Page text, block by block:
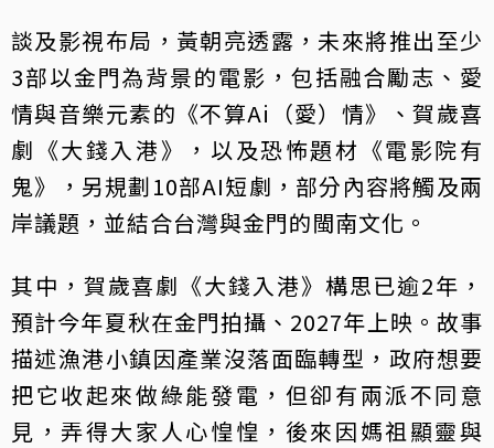
談及影視布局，黃朝亮透露，未來將推出至少
3部以金門為背景的電影，包括融合勵志、愛
情與音樂元素的《不算Ai（愛）情》、賀歲喜
劇《大錢入港》，以及恐怖題材《電影院有
鬼》，另規劃10部AI短劇，部分內容將觸及兩
岸議題，並結合台灣與金門的閩南文化。
其中，賀歲喜劇《大錢入港》構思已逾2年，
預計今年夏秋在金門拍攝、2027年上映。故事
描述漁港小鎮因產業沒落面臨轉型，政府想要
把它收起來做綠能發電，但卻有兩派不同意
見，弄得大家人心惶惶，後來因媽祖顯靈與